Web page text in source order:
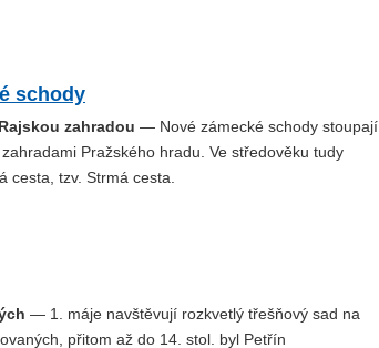
schody
zahradou — Nové zámecké schody stoupají
Pražského hradu. Ve středověku tudy
cesta, tzv. Strmá cesta.
— 1. máje navštěvují rozkvetlý třešňový sad na
přitom až do 14. stol. byl Petřín